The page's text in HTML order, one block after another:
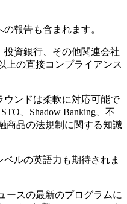
報告も含まれます。
資銀行、その他関連会社
上の直接コンプライアンス
ンドは柔軟に対応可能で
、Shadow Banking、不
商品の法規制に関する知識
ルの英語力も期待されま
ースの最新のプログラムに